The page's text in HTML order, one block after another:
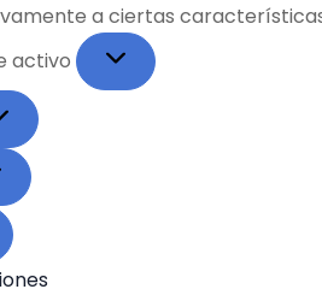
a ciertas
activo